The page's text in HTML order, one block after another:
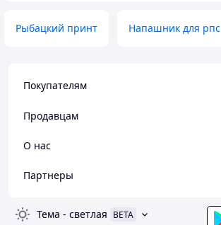
Рыбацкий принт Напашник для рпс
Покупателям
Продавцам
О нас
Партнеры
Тема - светлая BETA